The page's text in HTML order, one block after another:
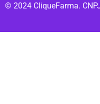
© 2024 CliqueFarma.